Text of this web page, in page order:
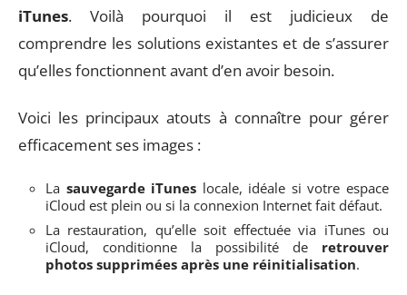
iTunes. Voilà pourquoi il est judicieux de
comprendre les solutions existantes et de s’assurer
qu’elles fonctionnent avant d’en avoir besoin.
Voici les principaux atouts à connaître pour gérer
efficacement ses images :
La sauvegarde iTunes locale, idéale si votre espace
iCloud est plein ou si la connexion Internet fait défaut.
La restauration, qu’elle soit effectuée via iTunes ou
iCloud, conditionne la possibilité de retrouver
photos supprimées après une réinitialisation.